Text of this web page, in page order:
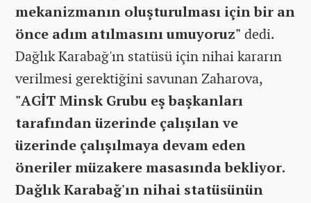
mekanizmanın oluşturulması için bir an
önce adım atılmasını umuyoruz" dedi.
Dağlık Karabağ'ın statüsü için nihai kararın
verilmesi gerektiğini savunan Zaharova,
"AGİT Minsk Grubu eş başkanları
tarafından üzerinde çalışılan ve
üzerinde çalışılmaya devam eden
öneriler müzakere masasında bekliyor.
Dağlık Karabağ'ın nihai statüsünün